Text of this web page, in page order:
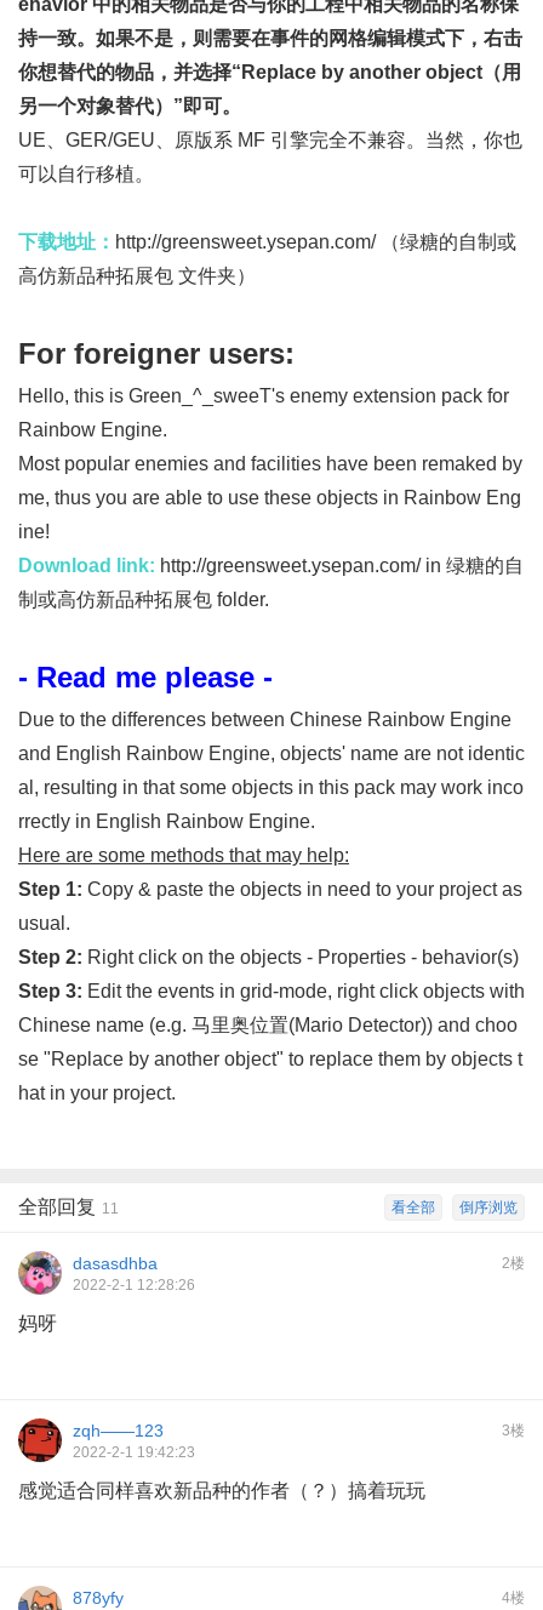
ehavior 中的相关物品是否与你的工程中相关物品的名称保
持一致。如果不是，则需要在事件的网格编辑模式下，右击
你想替代的物品，并选择“Replace by another object（用
另一个对象替代）”即可。
UE、GER/GEU、原版系 MF 引擎完全不兼容。当然，你也
可以自行移植。
下载地址： http://greensweet.ysepan.com/（绿糖的自制或
高仿新品种拓展包 文件夹）
For foreigner users:
Hello, this is Green_^_sweeT's enemy extension pack for
Rainbow Engine.
Most popular enemies and facilities have been remaked by
me, thus you are able to use these objects in Rainbow Eng
ine!
Download link: http://greensweet.ysepan.com/in 绿糖的自
制或高仿新品种拓展包 folder.
- Read me please -
Due to the differences between Chinese Rainbow Engine
and English Rainbow Engine, objects' name are not identic
al, resulting in that some objects in this pack may work inco
rrectly in English Rainbow Engine.
Here are some methods that may help:
Step 1: Copy & paste the objects in need to your project as
usual.
Step 2: Right click on the objects - Properties - behavior(s)
Step 3: Edit the events in grid-mode, right click objects with
Chinese name (e.g. 马里奥位置(Mario Detector)) and choo
se "Replace by another object" to replace them by objects t
hat in your project.
倒序浏览
看全部
全部回复 11
2楼
dasasdhba
2022-2-1 12:28:26
妈呀
3楼
zqh——123
2022-2-1 19:42:23
感觉适合同样喜欢新品种的作者（？）搞着玩玩
4楼
878yfy